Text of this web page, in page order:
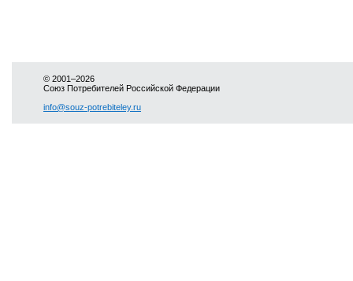
© 2001–2026
Союз Потребителей Российской Федерации
info@souz-potrebiteley.ru